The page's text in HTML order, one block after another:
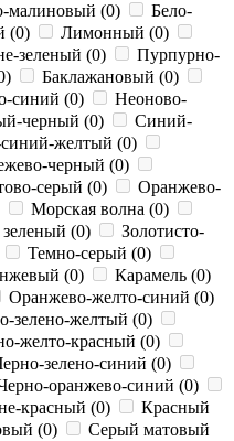
малиновый (0)
Бело-
(0) Лимонный (0)
зеленый (0)
Пурпурно-
) Баклажановый (0)
синий (0)
Неоново-
черный (0)
Синий-
желтый (0)
черный (0)
серый (0)
Оранжево-
Морская волна (0)
(0)
Золотисто-
Темно-серый (0)
(0) Карамель (0)
Оранжево-желто-синий (0)
зелено-желтый (0)
желто-красный (0)
зелено-синий (0)
оранжево-синий (0)
красный (0)
Красный
(0)
Серый матовый